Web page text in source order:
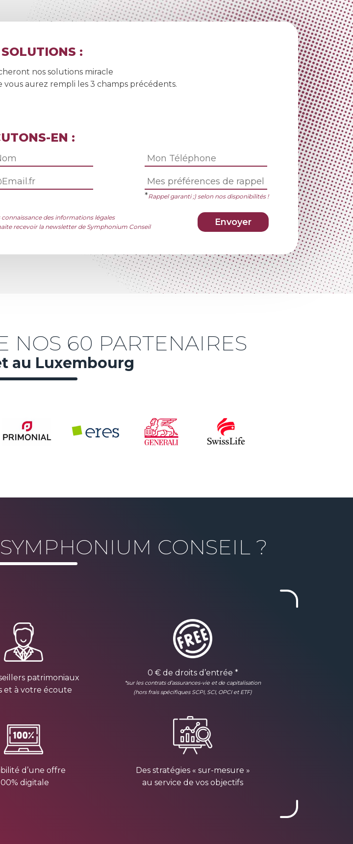
:
nos solutions miracle
vous aurez rempli les 3 champs précédents.
EN :
*Rappel garanti ;) selon nos disponibilités !
connaissance des informations légales
recevoir la newsletter de Symphonium Conseil
NOS 60 PARTENAIRES
au Luxembourg
CONSEIL ?
patrimoniaux
et à votre écoute
0 € de droits d’entrée *
*sur les contrats d’assurances-vie et de capitalisation
(hors frais spécifiques SCPI, SCI, OPCI et ETF)
d’une offre
digitale
Des stratégies « sur-mesure »
au service de vos objectifs